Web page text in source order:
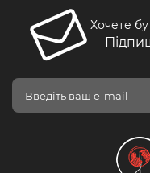
Хочете